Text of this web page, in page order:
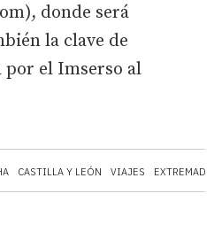
CASTILLA Y LEÓN VIAJES
donde será
la clave de
el Imserso al